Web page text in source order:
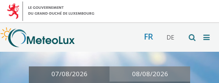
FR DE
07/08/2026 08/08/2026